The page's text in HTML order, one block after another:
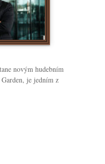
novým hudebním
je jedním z